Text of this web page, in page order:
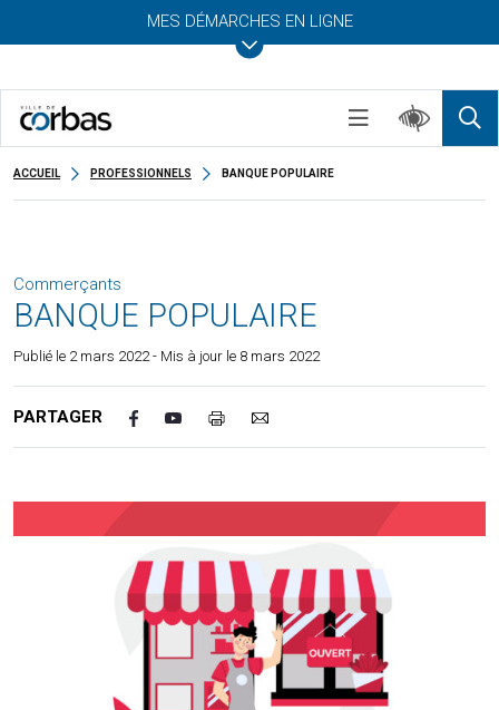
MES DÉMARCHES EN LIGNE
ACCUEIL PROFESSIONNELS BANQUE POPULAIRE
Commerçants
BANQUE POPULAIRE
Publié le 2 mars 2022- Mis à jour le 8 mars 2022
PARTAGER